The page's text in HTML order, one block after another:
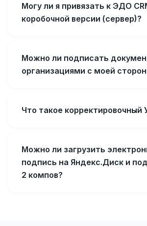
Могу ли я привязать к ЭДО
коробочной версии (сервер)?
Можно ли подписать
организациями с моей
Что такое
Можно ли загрузить
подпись на Яндекс.Диск и
2 компов?